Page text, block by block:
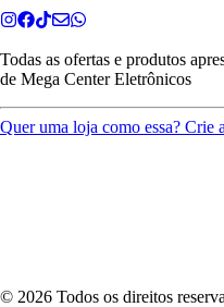
Todas as ofertas e produtos
de Mega Center Eletrônicos
Quer uma loja como essa? Crie
© 2026 Todos os direitos